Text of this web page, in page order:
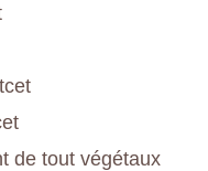
de tout végétaux